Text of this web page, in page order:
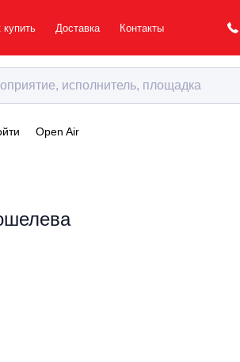
купить Доставка Контакты
Open Air